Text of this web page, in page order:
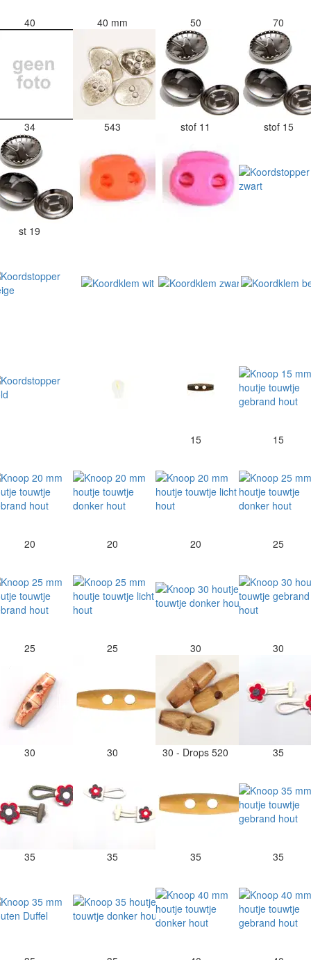
40 40 mm 50 70
34 543 stof 11 stof 15
st 19
15 15
20 20 20 25
25 25 30 30
30 30 30 - Drops 520 35
35 35 35 35